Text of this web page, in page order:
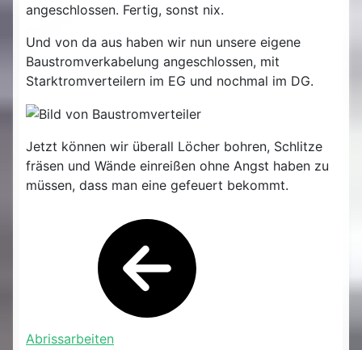
angeschlossen. Fertig, sonst nix.
Und von da aus haben wir nun unsere eigene
Baustromverkabelung angeschlossen, mit
Starktromverteilern im EG und nochmal im DG.
Jetzt können wir überall Löcher bohren, Schlitze
fräsen und Wände einreißen ohne Angst haben zu
müssen, dass man eine gefeuert bekommt.
Abrissarbeiten